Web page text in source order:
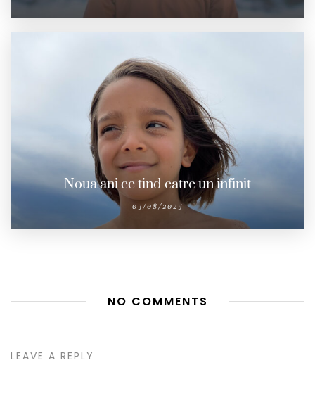
Noua ani ce tind catre un infinit
03/08/2025
NO COMMENTS
LEAVE A REPLY